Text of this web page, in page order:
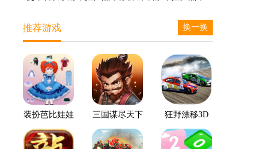
推荐游戏 换一换
装扮芭比娃娃 三国谋尽天下 狂野漂移3D